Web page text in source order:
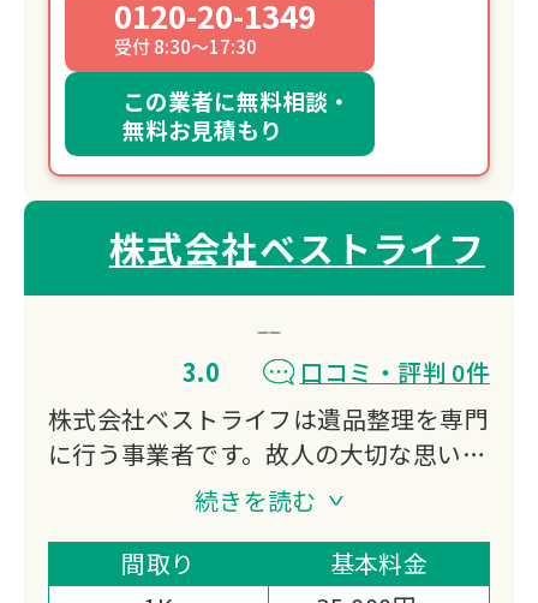
0120-20-1349
受付 8:30～17:30
この業者に無料相談・
無料お見積もり
株式会社ベストライフ
3.0
口コミ・評判 0件
株式会社ベストライフは遺品整理を専門
に行う事業者です。故人の大切な思い出
の品々を丁寧に扱いながら、遺族の方々
に寄り添ったサービスを提供。不用品の
処分から貴重品の仕分けまで、遺品整理
に関わる様々な作業をトータルでサポー
続きを読む
間取り
基本料金